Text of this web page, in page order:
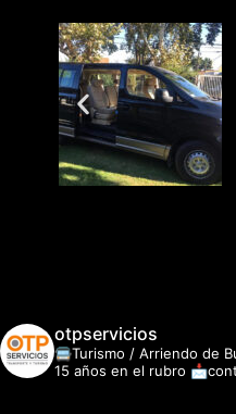
otpservicios
🚍Turismo / Arriendo de
15 años en el rubro